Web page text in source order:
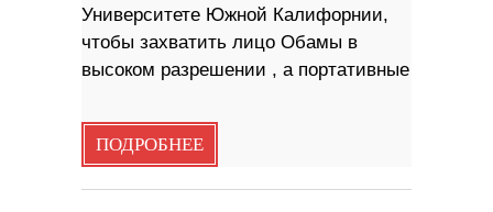
Университете Южной Калифорнии,
чтобы захватить лицо Обамы в
высоком разрешении , а портативные
ПОДРОБНЕЕ